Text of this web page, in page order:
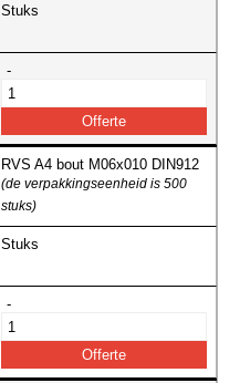
Stuks
-
RVS A4 bout M06x010 DIN912
(de verpakkingseenheid is 500
stuks)
Stuks
-